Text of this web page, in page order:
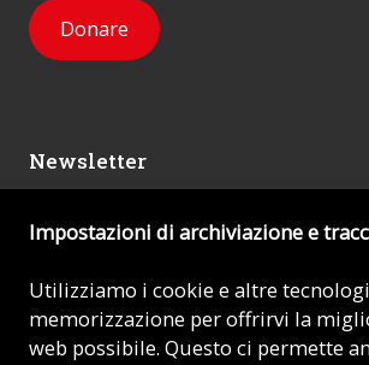
Donare
Newsletter
Mi iscrivo
© 2026 - AIUTO ALLA CHIESA CHE SOFFRE (ACN)
Impostazioni di archiviazione e
Utilizziamo i cookie e altre
memorizzazione per offrirvi la
web possibile. Questo ci permette